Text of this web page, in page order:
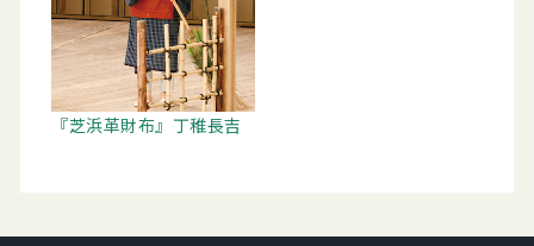
『芝浜革財布』丁稚長吉